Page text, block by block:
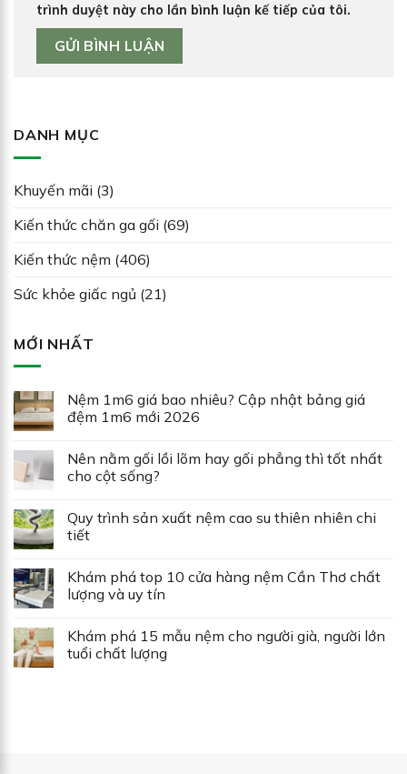
trình duyệt này cho lần bình luận kế tiếp của tôi.
DANH MỤC
Khuyến mãi (3)
Kiến thức chăn ga gối (69)
Kiến thức nệm (406)
Sức khỏe giấc ngủ (21)
MỚI NHẤT
Nệm 1m6 giá bao nhiêu? Cập nhật bảng giá
đệm 1m6 mới 2026
Nên nằm gối lồi lõm hay gối phẳng thì tốt nhất
cho cột sống?
Quy trình sản xuất nệm cao su thiên nhiên chi
tiết
Khám phá top 10 cửa hàng nệm Cần Thơ chất
lượng và uy tín
Khám phá 15 mẫu nệm cho người già, người lớn
tuổi chất lượng